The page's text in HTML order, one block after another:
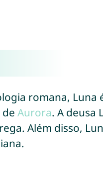
romana, Luna
Aurora. A deusa
Além disso,